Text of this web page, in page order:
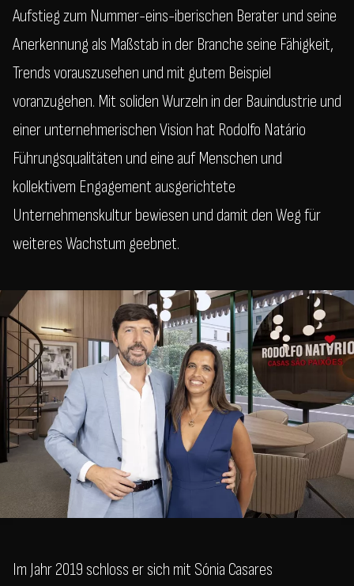
Aufstieg zum Nummer-eins-iberischen Berater und seine
Anerkennung als Maßstab in der Branche seine Fähigkeit,
Trends vorauszusehen und mit gutem Beispiel
voranzugehen. Mit soliden Wurzeln in der Bauindustrie und
einer unternehmerischen Vision hat Rodolfo Natário
Führungsqualitäten und eine auf Menschen und
kollektivem Engagement ausgerichtete
Unternehmenskultur bewiesen und damit den Weg für
weiteres Wachstum geebnet.
Im Jahr 2019 schloss er sich mit Sónia Casares